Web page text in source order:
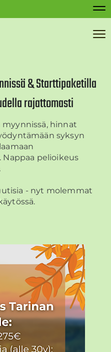
& Starttipaketilla
rajattomasti
hinnat
syksyn
pelioikeus
- nyt molemmat